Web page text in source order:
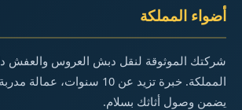
أضواء المملكة
شركتك الموثوقة لنقل دبش العروس والعفش
المملكة. خبرة تزيد عن 10
يضمن وصول أثاثك بسلام.